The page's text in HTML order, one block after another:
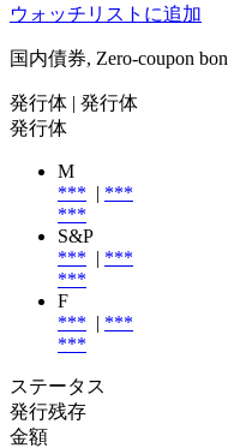
ウォッチリストに追加
国内債券, Zero-coupon
発行体 | 発行体
発行体
M
*** | ***
***
S&P
*** | ***
***
F
*** | ***
***
ステータス
発行残存
金額